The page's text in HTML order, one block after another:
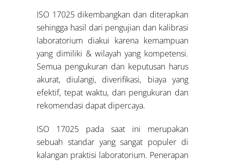
ISO 17025 dikembangkan dan diterapkan
sehingga hasil dari pengujian dan kalibrasi
laboratorium diakui karena kemampuan
yang dimiliki & wilayah yang kompetensi.
Semua pengukuran dan keputusan harus
akurat, diulangi, diverifikasi, biaya yang
efektif, tepat waktu, dan pengukuran dan
rekomendasi dapat dipercaya.
ISO 17025 pada saat ini merupakan
sebuah standar yang sangat populer di
kalangan praktisi laboratorium. Penerapan